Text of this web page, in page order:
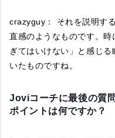
crazyguy： それを説明す
直感のようなものです。
ぎてはいけない」と感じ
いたものですね。
Joviコーチに最後の質
ポイントは何ですか？